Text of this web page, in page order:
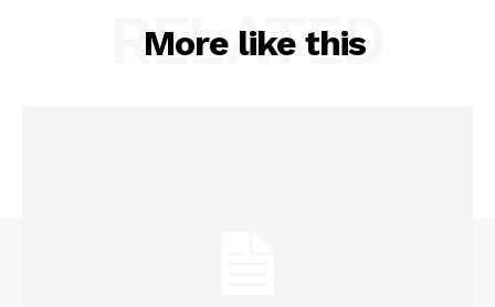
More like this
RELATED